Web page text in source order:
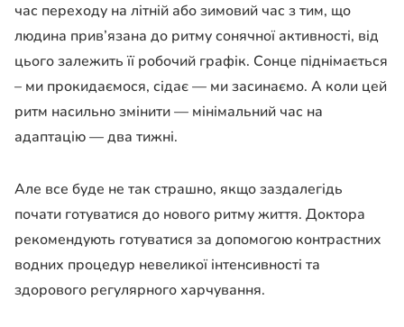
час переходу на літній або зимовий час з тим, що
людина прив’язана до ритму сонячної активності, від
цього залежить її робочий графік. Сонце піднімається
– ми прокидаємося, сідає — ми засинаємо. А коли цей
ритм насильно змінити — мінімальний час на
адаптацію — два тижні.
Але все буде не так страшно, якщо заздалегідь
почати готуватися до нового ритму життя. Доктора
рекомендують готуватися за допомогою контрастних
водних процедур невеликої інтенсивності та
здорового регулярного харчування.